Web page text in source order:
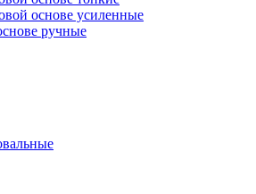
основе усиленные
ручные